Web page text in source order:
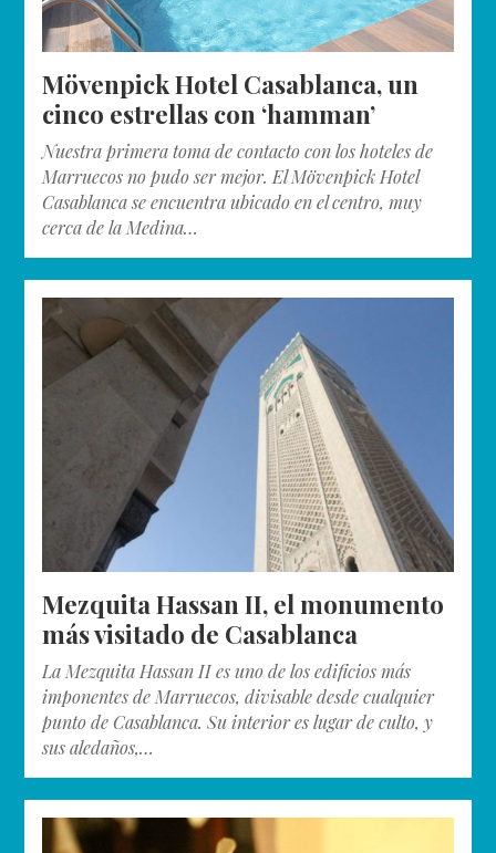
Mövenpick Hotel Casablanca, un
cinco estrellas con ‘hamman’
Nuestra primera toma de contacto con los hoteles de
Marruecos no pudo ser mejor. El Mövenpick Hotel
Casablanca se encuentra ubicado en el centro, muy
cerca de la Medina…
Mezquita Hassan II, el monumento
más visitado de Casablanca
La Mezquita Hassan II es uno de los edificios más
imponentes de Marruecos, divisable desde cualquier
punto de Casablanca. Su interior es lugar de culto, y
sus aledaños,…